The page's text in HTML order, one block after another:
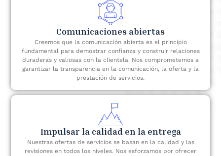
Comunicaciones abiertas
Creemos que la comunicación abierta es el principio
fundamental para demostrar confianza y construir relaciones
duraderas y valiosas con la clientela. Nos comprometemos a
garantizar la transparencia en la comunicación, la oferta y la
prestación de servicios.
Impulsar la calidad en la entrega
Nuestras ofertas de servicios se basan en la calidad y las
revisiones en todos los niveles. Nos esforzamos por ofrecer